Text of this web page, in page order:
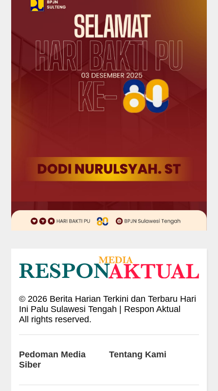
© 2026Berita Harian Terkini dan Terbaru Hari
Ini Palu Sulawesi Tengah | Respon Aktual
All rights reserved.
Pedoman Media
Siber
Tentang Kami